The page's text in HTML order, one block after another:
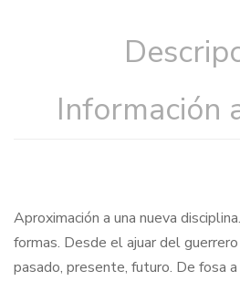
Información
Aproximación a una nueva
formas. Desde el ajuar del
pasado, presente, futuro. De fosa